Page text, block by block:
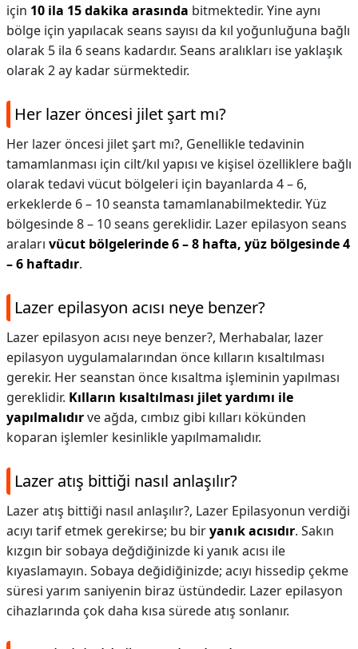
için 10 ila 15 dakika arasında bitmektedir. Yine aynı
bölge için yapılacak seans sayısı da kıl yoğunluğuna bağlı
olarak 5 ila 6 seans kadardır. Seans aralıkları ise yaklaşık
olarak 2 ay kadar sürmektedir.
Her lazer öncesi jilet şart mı?
Her lazer öncesi jilet şart mı?, Genellikle tedavinin
tamamlanması için cilt/kıl yapısı ve kişisel özelliklere bağlı
olarak tedavi vücut bölgeleri için bayanlarda 4 – 6,
erkeklerde 6 – 10 seansta tamamlanabilmektedir. Yüz
bölgesinde 8 – 10 seans gereklidir. Lazer epilasyon seans
araları vücut bölgelerinde 6 – 8 hafta, yüz bölgesinde 4
– 6 haftadır.
Lazer epilasyon acısı neye benzer?
Lazer epilasyon acısı neye benzer?, Merhabalar, lazer
epilasyon uygulamalarından önce kılların kısaltılması
gerekir. Her seanstan önce kısaltma işleminin yapılması
gereklidir. Kılların kısaltılması jilet yardımı ile
yapılmalıdırve ağda, cımbız gibi kılları kökünden
koparan işlemler kesinlikle yapılmamalıdır.
Lazer atış bittiği nasıl anlaşılır?
Lazer atış bittiği nasıl anlaşılır?, Lazer Epilasyonun verdiği
acıyı tarif etmek gerekirse; bu biryanık acısıdır. Sakın
kızgın bir sobaya değdiğinizde ki yanık acısı ile
kıyaslamayın. Sobaya değidiğinizde; acıyı hissedip çekme
süresi yarım saniyenin biraz üstündedir. Lazer epilasyon
cihazlarında çok daha kısa sürede atış sonlanır.